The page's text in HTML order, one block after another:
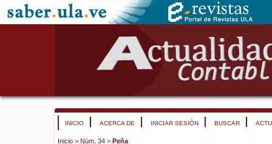
INICIO ACERCA DE INICIAR SESIÓN BUSCAR
Inicio > Núm. 34 > Peña